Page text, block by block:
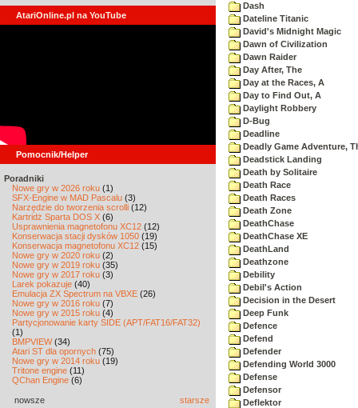
AtariOnline.pl na YouTube
Pomocnik/Helper
Poradniki
Nowe gry w 2026 roku (1)
SFX-Engine w MAD Pascalu (3)
Narzędzie do tworzenia scrolli (12)
Kartridż Sparta DOS X (6)
Usprawnienia magnetofonu XC12 (12)
Konserwacja stacji dysków 1050 (19)
Konserwacja magnetofonu XC12 (15)
Nowe gry w 2020 roku (2)
Nowe gry w 2019 roku (35)
Nowe gry w 2017 roku (3)
Larek pokazuje (40)
Emulacja ZX Spectrum na VBXE (26)
Nowe gry w 2016 roku (7)
Nowe gry w 2015 roku (4)
Partycjonowanie karty SIDE (APT/FAT16/FAT32)
(1)
BMPVIEW(34)
Atari ST dla opornych (75)
Nowe gry w 2014 roku (19)
Tritone engine (11)
QChan Engine (6)
nowsze starsze
Dash
Dateline Titanic
David's Midnight Magic
Dawn of Civilization
Dawn Raider
Day After, The
Day at the Races, A
Day to Find Out, A
Daylight Robbery
D-Bug
Deadline
Deadly Game Adventure,
Deadstick Landing
Death by Solitaire
Death Race
Death Races
Death Zone
DeathChase
DeathChase XE
DeathLand
Deathzone
Debility
Debil's Action
Decision in the Desert
Deep Funk
Defence
Defend
Defender
Defending World 3000
Defense
Defensor
Deflektor